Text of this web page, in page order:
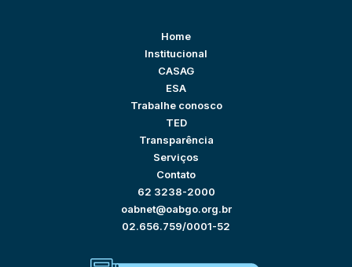
Home
Institucional
CASAG
ESA
Trabalhe conosco
TED
Transparência
Serviços
Contato
62 3238-2000
oabnet@oabgo.org.br
02.656.759/0001-52